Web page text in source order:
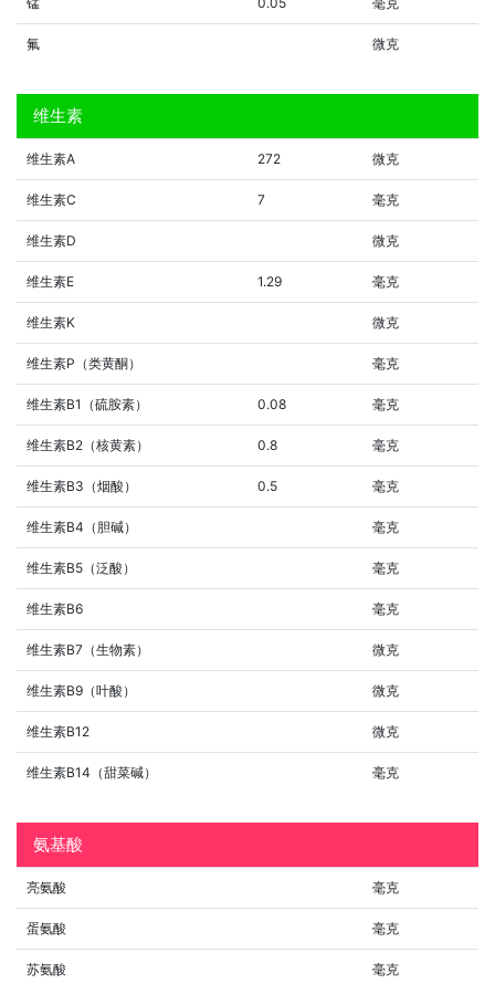
氟 微克
维生素
维生素A 272 微克
维生素C 7 毫克
维生素D 微克
维生素E 1.29 毫克
维生素K 微克
维生素P（类黄酮） 毫克
维生素B1（硫胺素） 0.08 毫克
维生素B2（核黄素） 0.8 毫克
维生素B3（烟酸） 0.5 毫克
维生素B4（胆碱） 毫克
维生素B5（泛酸） 毫克
维生素B6 毫克
维生素B7（生物素） 微克
维生素B9（叶酸） 微克
维生素B12 微克
维生素B14（甜菜碱） 毫克
氨基酸
亮氨酸 毫克
蛋氨酸 毫克
苏氨酸 毫克